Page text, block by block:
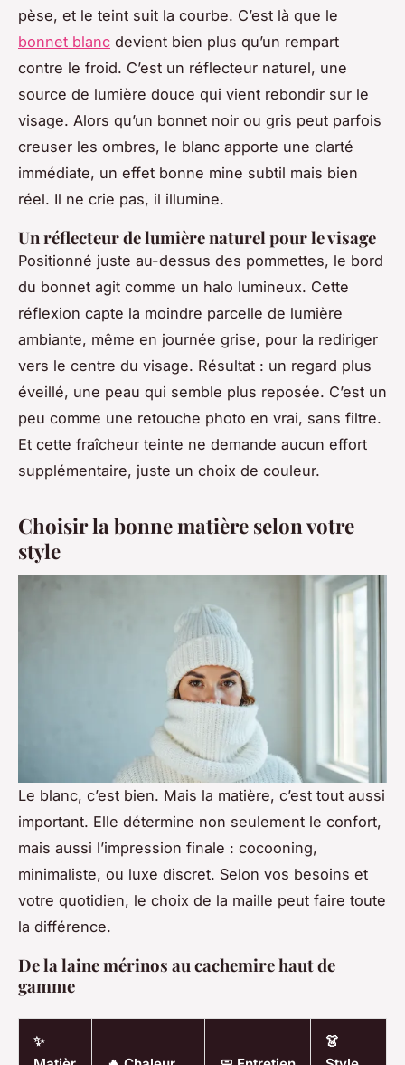
pèse, et le teint suit la courbe. C’est là que le
bonnet blanc devient bien plus qu’un rempart
contre le froid. C’est un réflecteur naturel, une
source de lumière douce qui vient rebondir sur le
visage. Alors qu’un bonnet noir ou gris peut parfois
creuser les ombres, le blanc apporte une clarté
immédiate, un effet bonne mine subtil mais bien
réel. Il ne crie pas, il illumine.
Un réflecteur de lumière naturel pour le visage
Positionné juste au-dessus des pommettes, le bord
du bonnet agit comme un halo lumineux. Cette
réflexion capte la moindre parcelle de lumière
ambiante, même en journée grise, pour la rediriger
vers le centre du visage. Résultat : un regard plus
éveillé, une peau qui semble plus reposée. C’est un
peu comme une retouche photo en vrai, sans filtre.
Et cette fraîcheur teinte ne demande aucun effort
supplémentaire, juste un choix de couleur.
Choisir la bonne matière selon votre
style
Le blanc, c’est bien. Mais la matière, c’est tout aussi
important. Elle détermine non seulement le confort,
mais aussi l’impression finale : cocooning,
minimaliste, ou luxe discret. Selon vos besoins et
votre quotidien, le choix de la maille peut faire toute
la différence.
De la laine mérinos au cachemire haut de
gamme
✨
👗